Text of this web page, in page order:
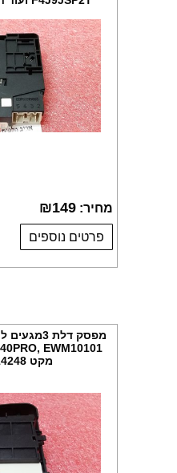
מחיר: ₪149
פרטים נוספים
מפסק דלת
מקט 014248/ 013260